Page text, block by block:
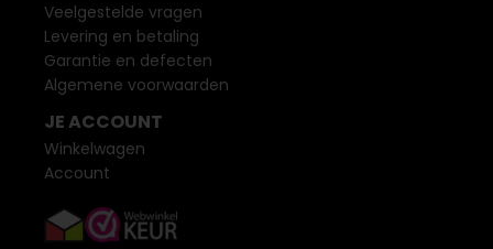
Veelgestelde vragen
Levering en betaling
Garantie en defecten
Algemene voorwaarden
JE ACCOUNT
Winkelwagen
Account